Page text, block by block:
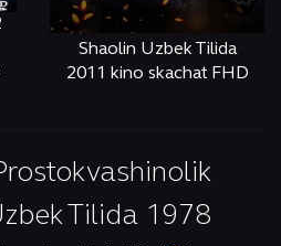
Shaolin Uzbek Tilida
2011 kino skachat FHD
Tilida 1978